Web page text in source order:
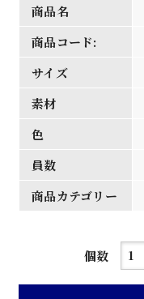
商品名
商品コード:
サイズ
素材
色
員数
商品カテゴリー
個数
ペ